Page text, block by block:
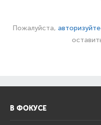
Пожалуйста,
В ФОКУСЕ